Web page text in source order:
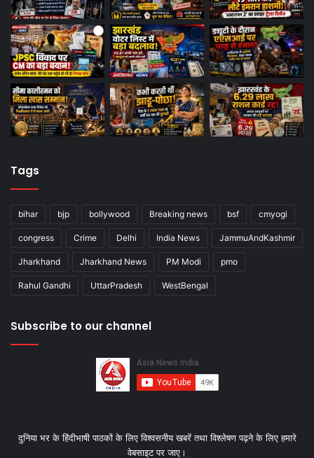
Tags
bihar bjp bollywood Breaking news bsf cmyogi
congress Crime Delhi India News JammuAndKashmir
Jharkhand Jharkhand News PM Modi pmo
Rahul Gandhi UttarPradesh WestBengal
Subscribe to our channel
दुनिया भर के हिंदीभाषी पाठकों के लिए विश्‍वसनीय खबरें तथा विश्लेषण पढ़ने के लिए हमारे
वेबसाइट पर जाए।